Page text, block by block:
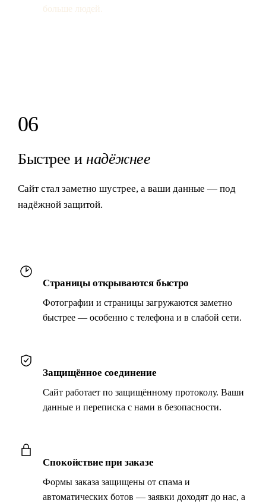
больше людей.
06
Быстрее и надёжнее
Сайт стал заметно шустрее, а ваши данные — под
надёжной защитой.
Страницы открываются быстро
Фотографии и страницы загружаются заметно
быстрее — особенно с телефона и в слабой сети.
Защищённое соединение
Сайт работает по защищённому протоколу. Ваши
данные и переписка с нами в безопасности.
Спокойствие при заказе
Формы заказа защищены от спама и
автоматических ботов — заявки доходят до нас, а